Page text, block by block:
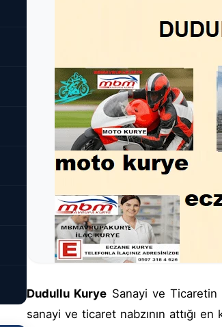
Dudullu Kurye Sanayi ve Ticaretin
sanayi ve ticaret nabzının attığı